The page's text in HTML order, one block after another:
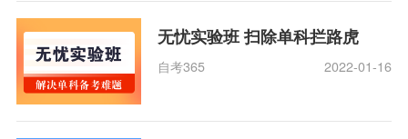
无忧实验班 扫除单科拦路虎
自考365 2022-01-16